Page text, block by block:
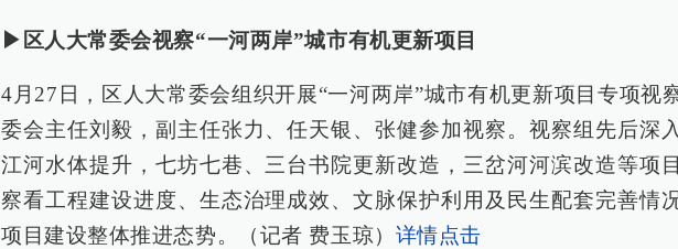
▶区人大常委会视察“一河两岸”城市有机更新项目
4月27日，区人大常委会组织开展“一河两岸”城市有机更新项目专项视
委会主任刘毅，副主任张力、任天银、张健参加视察。视察组先后深
江河水体提升，七坊七巷、三台书院更新改造，三岔河河滨改造等项
察看工程建设进度、生态治理成效、文脉保护利用及民生配套完善情
项目建设整体推进态势。（记者 费玉琼） 详情点击